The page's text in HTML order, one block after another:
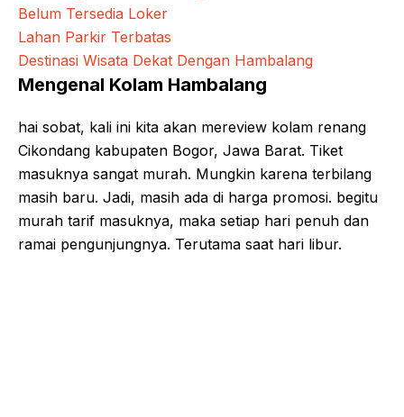
Belum Tersedia Loker
Lahan Parkir Terbatas
Destinasi Wisata Dekat Dengan Hambalang
Mengenal Kolam Hambalang
hai sobat, kali ini kita akan mereview kolam renang
Cikondang kabupaten Bogor, Jawa Barat. Tiket
masuknya sangat murah. Mungkin karena terbilang
masih baru. Jadi, masih ada di harga promosi. begitu
murah tarif masuknya, maka setiap hari penuh dan
ramai pengunjungnya. Terutama saat hari libur.